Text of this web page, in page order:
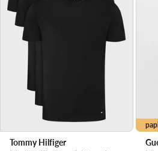
Tommy Hilfiger